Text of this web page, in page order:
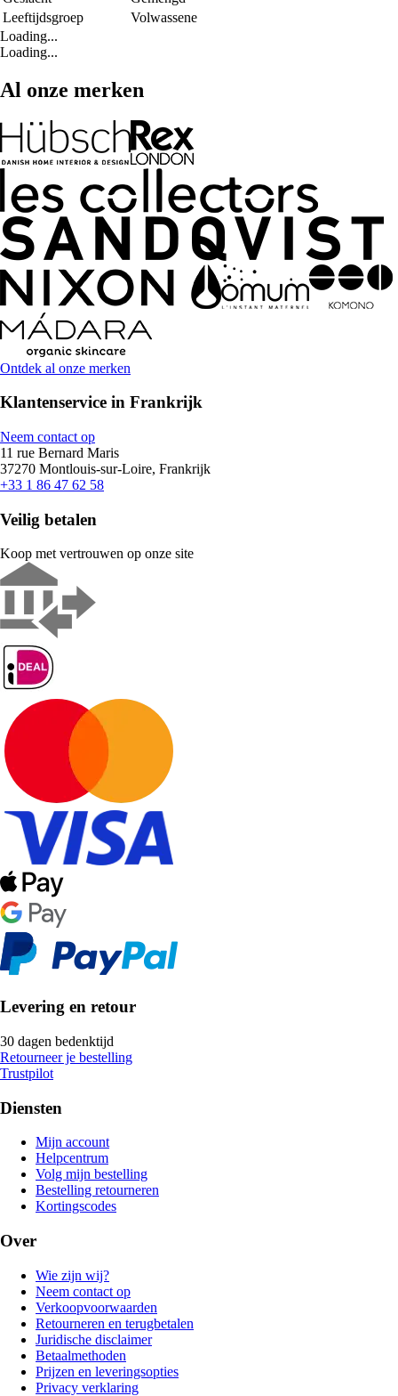
Leeftijdsgroep
Volwassene
Loading...
Loading...
Al onze merken
Ontdek al onze merken
Klantenservice in Frankrijk
Neem contact op
11 rue Bernard Maris
37270 Montlouis-sur-Loire, Frankrijk
+33 1 86 47 62 58
Veilig betalen
Koop met vertrouwen op onze site
Levering en retour
30 dagen bedenktijd
Retourneer je bestelling
Trustpilot
Diensten
Mijn account
Helpcentrum
Volg mijn bestelling
Bestelling retourneren
Kortingscodes
Over
Wie zijn wij?
Neem contact op
Verkoopvoorwaarden
Retourneren en terugbetalen
Juridische disclaimer
Betaalmethoden
Prijzen en leveringsopties
Privacy verklaring